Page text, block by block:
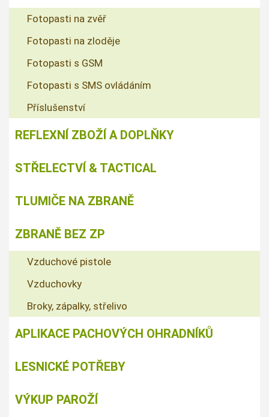
Fotopasti na zvěř
Fotopasti na zloděje
Fotopasti s GSM
Fotopasti s SMS ovládáním
Příslušenství
REFLEXNÍ ZBOŽÍ A DOPLŇKY
STŘELECTVÍ & TACTICAL
TLUMIČE NA ZBRANĚ
ZBRANĚ BEZ ZP
Vzduchové pistole
Vzduchovky
Broky, zápalky, střelivo
APLIKACE PACHOVÝCH OHRADNÍKŮ
LESNICKÉ POTŘEBY
VÝKUP PAROŽÍ